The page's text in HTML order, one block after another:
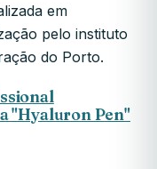
em
pelo instituto
do Porto.
"Hyaluron Pen"